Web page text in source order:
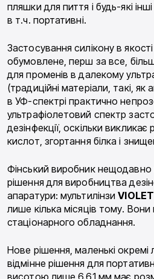
пляшки для пиття і будь-які
в т.ч. портативні.
Застосування силікону в
обумовлене, перш за все,
для променів в далекому
(традиційні матеріали, такі, як
в УФ-спектрі практично
ультрафіолетовий спектр
дезінфекції, оскільки
кислот, згортання білка і
Фінський виробник
рішення для виробництва
апаратури: мультилінзи
лише кілька місяців тому. Вони
стаціонарного обладнання.
Нове рішення, маленькі окремі
відмінне рішення для
висотою лише 6.61 мм має